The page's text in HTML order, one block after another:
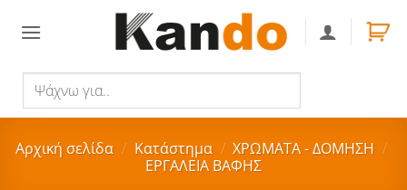
για..
Αρχική σελίδα / Κατάστημα / ΧΡΩΜΑΤΑ - ΔΟΜΗΣΗ /
ΕΡΓΑΛΕΙΑ ΒΑΦΗΣ